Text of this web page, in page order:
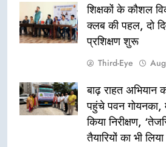
शिक्षकों के कौशल
क्लब की पहल, दो
प्रशिक्षण शुरू
Third-Eye
बाढ़ राहत अभियान
पहुंचे पवन गोयनका,
किया निरीक्षण,
तैयारियों का भी